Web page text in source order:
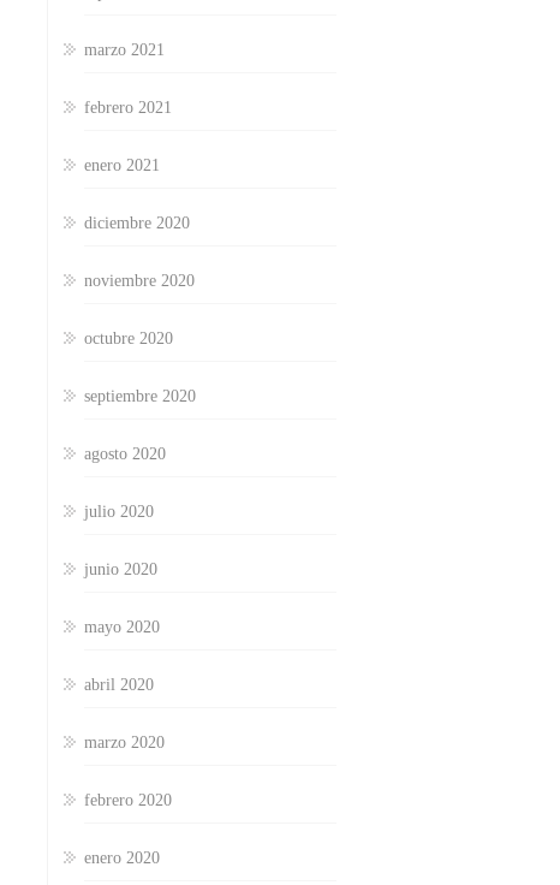
marzo 2021
febrero 2021
enero 2021
diciembre 2020
noviembre 2020
octubre 2020
septiembre 2020
agosto 2020
julio 2020
junio 2020
mayo 2020
abril 2020
marzo 2020
febrero 2020
enero 2020